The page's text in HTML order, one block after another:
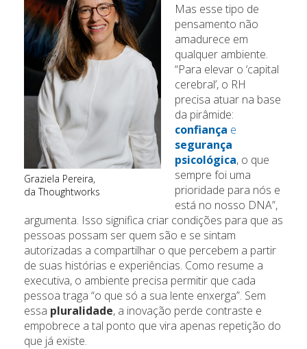
Graziela Pereira,
da Thoughtworks
Mas esse tipo de
pensamento não
amadurece em
qualquer ambiente.
“Para elevar o ‘capital
cerebral’, o RH
precisa atuar na base
da pirâmide:
confiança e
segurança
psicológica, o que
sempre foi uma
prioridade para nós e
está no nosso DNA”,
argumenta. Isso significa criar condições para que as
pessoas possam ser quem são e se sintam
autorizadas a compartilhar o que percebem a partir
de suas histórias e experiências. Como resume a
executiva, o ambiente precisa permitir que cada
pessoa traga “o que só a sua lente enxerga”. Sem
essa pluralidade, a inovação perde contraste e
empobrece a tal ponto que vira apenas repetição do
que já existe.